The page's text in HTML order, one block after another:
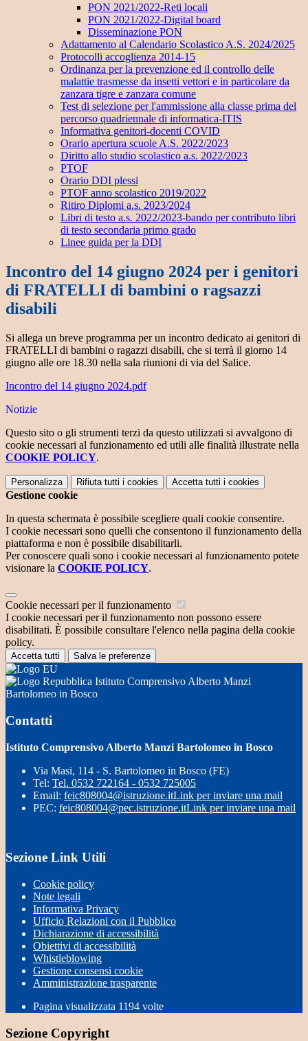
PON 2021/2022-Reti locali
PON 2021/2022-Digital board
Disseminazione PON
Adattamento al Calendario Scolastico A.S. 2024/2025
Protocolli accoglienza 2014-15
Ordinanza per la prevenzione ed il controllo delle
malattie trasmesse da insetti vettori e in particolare da
zanzara tigre e zanzara comune
Test di selezione per l'ammissione alla classe prima del
percorso quadriennale di informatica-ITIS
Informativa genitori-docenti COVID
Orario apertura scuole A.S. 2022/2023
Diritto allo studio scolastico a.s. 2022/2023
PTOF
Orario DDI plessi
PTOF anno scolastico 2019/2022
Ritiro Diplomi a.s. 2023/2024
Libri di testo a.s. 2022/2023-bando per contributo libri
di testo secondaria primo grado
Linee guida per la DDI
Incontro del 14 giugno 2024 per i genitori
di FRATELLI di bambini o ragsazzi
disabili
Si allega un breve programma per un incontro dedicato ai genitori di
FRATELLI di bambini o ragazzi disabili, che si terrà il giorno 14
giugno alle ore 18.30 nella sala riunioni di via del Salice.
Incontro del 14 giugno 2024.pdf
Notizie
Questo sito o gli strumenti terzi da questo utilizzati si avvalgono di
cookie necessari al funzionamento ed utili alle finalità illustrate nella
COOKIE POLICY.
Personalizza Rifiuta tutti i cookies Accetta tutti i cookies
Gestione cookie
In questa schermata è possibile scegliere quali cookie consentire.
I cookie necessari sono quelli che consentono il funzionamento della
piattaforma e non è possibile disabilitarli.
Per conoscere quali sono i cookie necessari al funzionamento potete
visionare la COOKIE POLICY.
Cookie necessari per il funzionamento
I cookie necessari per il funzionamento non possono essere
disabilitati. È possibile consultare l'elenco nella pagina della cookie
policy.
Accetta tutti Salva le preferenze
Istituto Comprensivo Alberto Manzi
Bartolomeo in Bosco
Contatti
Istituto Comprensivo Alberto Manzi Bartolomeo in Bosco
Via Masi, 114 - S. Bartolomeo in Bosco (FE)
Tel: Tel. 0532 722164 - 0532 725005
Email: feic808004@istruzione.itLink per inviare una mail
PEC: feic808004@pec.istruzione.itLink per inviare una mail
Sezione Link Utili
Cookie policy
Note legali
Informativa Privacy
Ufficio Relazioni con il Pubblico
Dichiarazione di accessibilità
Obiettivi di accessibilità
Whistleblowing
Gestione consensi cookie
Amministrazione trasparente
Pagina visualizzata 1194 volte
Sezione Copyright